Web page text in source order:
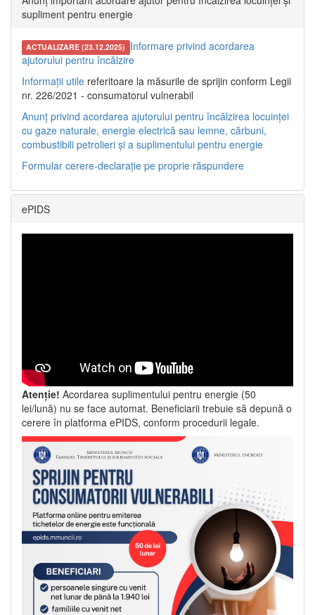
supliment pentru energie
ACTUALIZARE (23.12.2025) Informare privind acordarea
ajutorului pentru încălzire
Informații utile referitoare la măsurile de sprijin conform Legii
nr. 226/2021 - consumatorul vulnerabil
Anunț privind acordarea ajutorului pentru încălzirea locuinței
cu gaze naturale, energie electrică sau lemne, cărbuni,
combustibili petrolieri și a suplimentului pentru energie
Formular cerere-declarație pe proprie răspundere
ePIDS
Atenție! Acordarea suplimentului pentru energie (50
lei/lună) nu se face automat. Beneficiarii trebuie să depună o
cerere în platforma ePIDS, conform procedurii legale.